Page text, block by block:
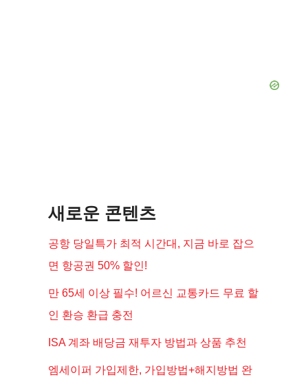
새로운 콘텐츠
공항 당일특가 최적 시간대, 지금 바로 잡으
면 항공권 50% 할인!
만 65세 이상 필수! 어르신 교통카드 무료 할
인 환승 환급 충전
ISA 계좌 배당금 재투자 방법과 상품 추천
엠세이퍼 가입제한, 가입방법+해지방법 완